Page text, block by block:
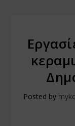
Posted by